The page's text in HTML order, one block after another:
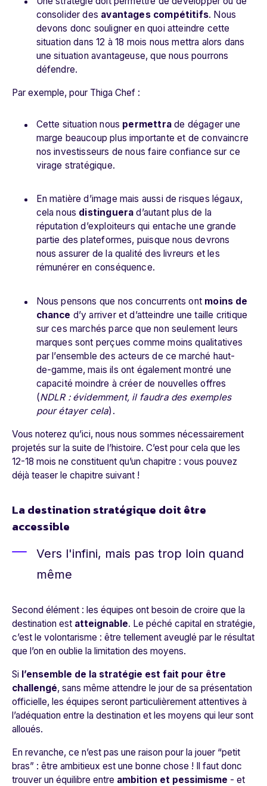
consolider des avantages compétitifs. Nous
devons donc souligner en quoi atteindre cette
situation dans 12 à 18 mois nous mettra alors dans
une situation avantageuse, que nous pourrons
défendre.
Par exemple, pour Thiga Chef :
Cette situation nous permettrade dégager une
marge beaucoup plus importante et de convaincre
nos investisseurs de nous faire confiance sur ce
virage stratégique.
En matière d’image mais aussi de risques légaux,
cela nous distinguera d’autant plus de la
réputation d’exploiteurs qui entache une grande
partie des plateformes, puisque nous devrons
nous assurer de la qualité des livreurs et les
rémunérer en conséquence.
Nous pensons que nos concurrents ont moins de
chance d’y arriver et d’atteindre une taille critique
sur ces marchés parce que non seulement leurs
marques sont perçues comme moins qualitatives
par l’ensemble des acteurs de ce marché haut-
de-gamme, mais ils ont également montré une
capacité moindre à créer de nouvelles offres
(NDLR : évidemment, il faudra des exemples
pour étayer cela).
Vous noterez qu’ici, nous nous sommes nécessairement
projetés sur la suite de l’histoire. C’est pour cela que les
12-18 mois ne constituent qu’un chapitre : vous pouvez
déjà teaser le chapitre suivant !
La destination stratégique doit être
accessible
Vers l'infini, mais pas trop loin quand
même
Second élément : les équipes ont besoin de croire que la
destination est atteignable. Le péché capital en stratégie,
c’est le volontarisme : être tellement aveuglé par le résultat
que l’on en oublie la limitation des moyens.
Si l’ensemble de la stratégie est fait pour être
challengé, sans même attendre le jour de sa présentation
officielle, les équipes seront particulièrement attentives à
l’adéquation entre la destination et les moyens qui leur sont
alloués.
En revanche, ce n’est pas une raison pour la jouer “petit
bras” : être ambitieux est une bonne chose ! Il faut donc
trouver un équilibre entre ambition et pessimisme - et